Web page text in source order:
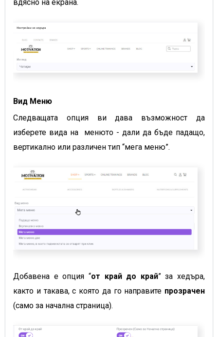
вдясно на екрана.
Вид Меню
Следващата опция ви дава възможност да
изберете вида на менюто - дали да бъде падащо,
вертикално или различен тип “мега меню”.
Добавена е опция “от край до край” за хедъра,
както и такава, с която да го направите прозрачен
(само за начална страница).